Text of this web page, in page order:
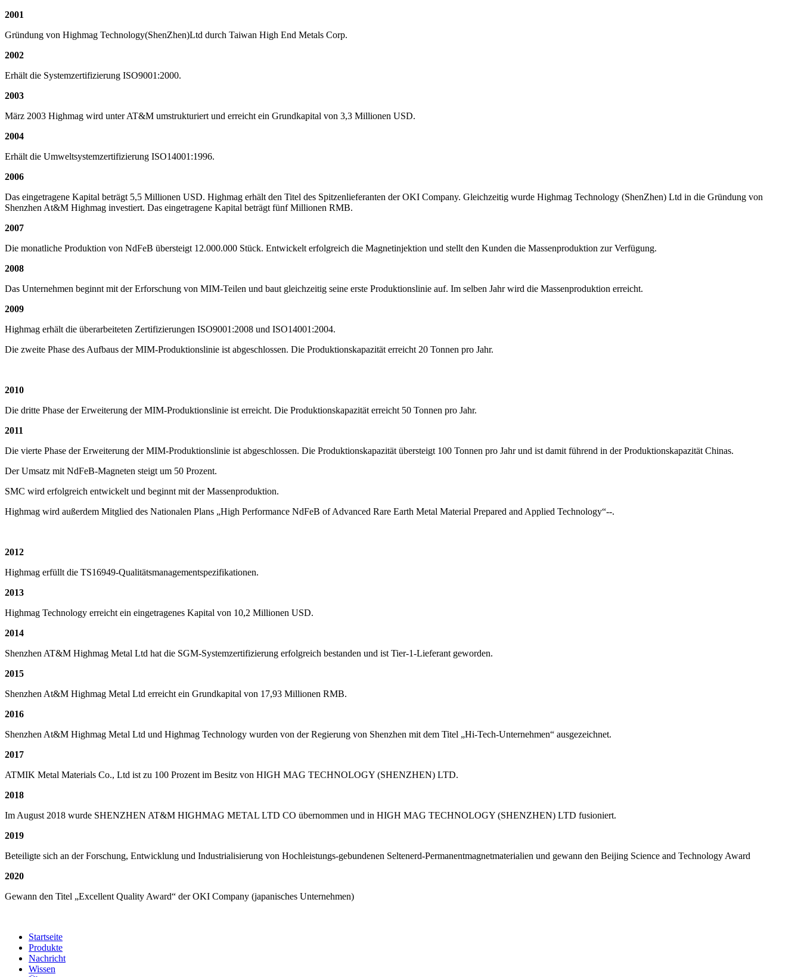
2001
Gründung von Highmag Technology(ShenZhen)Ltd durch Taiwan High End Metals Corp.
2002
Erhält die Systemzertifizierung ISO9001:2000.
2003
März 2003 Highmag wird unter AT&M umstrukturiert und erreicht ein Grundkapital von 3,3 Millionen USD.
2004
Erhält die Umweltsystemzertifizierung ISO14001:1996.
2006
Das eingetragene Kapital beträgt 5,5 Millionen USD. Highmag erhält den Titel des Spitzenlieferanten der OKI Company. Gleichzeitig wurde Highmag Technology (ShenZhen) Ltd in die Gründung von
Shenzhen At&M Highmag investiert. Das eingetragene Kapital beträgt fünf Millionen RMB.
2007
Die monatliche Produktion von NdFeB übersteigt 12.000.000 Stück. Entwickelt erfolgreich die Magnetinjektion und stellt den Kunden die Massenproduktion zur Verfügung.
2008
Das Unternehmen beginnt mit der Erforschung von MIM-Teilen und baut gleichzeitig seine erste Produktionslinie auf. Im selben Jahr wird die Massenproduktion erreicht.
2009
Highmag erhält die überarbeiteten Zertifizierungen ISO9001:2008 und ISO14001:2004.
Die zweite Phase des Aufbaus der MIM-Produktionslinie ist abgeschlossen. Die Produktionskapazität erreicht 20 Tonnen pro Jahr.
2010
Die dritte Phase der Erweiterung der MIM-Produktionslinie ist erreicht. Die Produktionskapazität erreicht 50 Tonnen pro Jahr.
2011
Die vierte Phase der Erweiterung der MIM-Produktionslinie ist abgeschlossen. Die Produktionskapazität übersteigt 100 Tonnen pro Jahr und ist damit führend in der Produktionskapazität Chinas.
Der Umsatz mit NdFeB-Magneten steigt um 50 Prozent.
SMC wird erfolgreich entwickelt und beginnt mit der Massenproduktion.
Highmag wird außerdem Mitglied des Nationalen Plans „High Performance NdFeB of Advanced Rare Earth Metal Material Prepared and Applied Technology“--.
2012
Highmag erfüllt die TS16949-Qualitätsmanagementspezifikationen.
2013
Highmag Technology erreicht ein eingetragenes Kapital von 10,2 Millionen USD.
2014
Shenzhen AT&M Highmag Metal Ltd hat die SGM-Systemzertifizierung erfolgreich bestanden und ist Tier-1-Lieferant geworden.
2015
Shenzhen At&M Highmag Metal Ltd erreicht ein Grundkapital von 17,93 Millionen RMB.
2016
Shenzhen At&M Highmag Metal Ltd und Highmag Technology wurden von der Regierung von Shenzhen mit dem Titel „Hi-Tech-Unternehmen“ ausgezeichnet.
2017
ATMIK Metal Materials Co., Ltd ist zu 100 Prozent im Besitz von HIGH MAG TECHNOLOGY (SHENZHEN) LTD.
2018
Im August 2018 wurde SHENZHEN AT&M HIGHMAG METAL LTD CO übernommen und in HIGH MAG TECHNOLOGY (SHENZHEN) LTD fusioniert.
2019
Beteiligte sich an der Forschung, Entwicklung und Industrialisierung von Hochleistungs-gebundenen Seltenerd-Permanentmagnetmaterialien und gewann den Beijing Science and Technology Award
2020
Gewann den Titel „Excellent Quality Award“ der OKI Company (japanisches Unternehmen)
Startseite
Produkte
Nachricht
Wissen